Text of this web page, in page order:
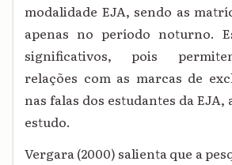
modalidade EJA, sendo as
apenas no período noturno.
significativos, pois
relações com as marcas de
nas falas dos estudantes da EJA,
estudo.
Vergara (2000) salienta que a